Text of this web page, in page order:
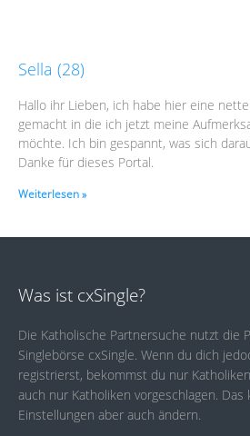
Sella (28)
Hallo ihr Lieben, ich habe hier eine
gemacht in die ich jetzt meine
möchte. Ich bin gespannt, was sich
Danke für dieses Portal.
Weiterlesen »
Was ist cxSingle?
Die Katholische Partnersuche nutzt die
Singlebörse cxSingle. Wenn du dich
registrierst, bekommst du nur
auch nur Katholiken vorgeschlagen.
Einstellungen aber auch ändern.